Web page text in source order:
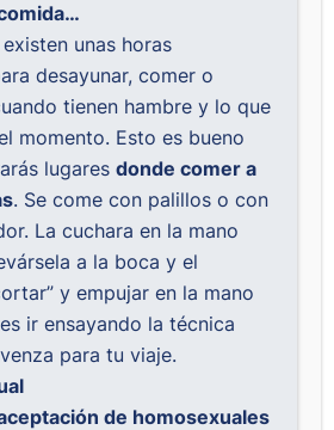
unas horas
desayunar, comer o
tienen hambre y lo que
momento. Esto es bueno
lugaresdonde comer a
. Se come con palillos o con
La cuchara en la mano
a la boca y el
y empujar en la mano
ir ensayando la técnica
para tu viaje.
de homosexuales